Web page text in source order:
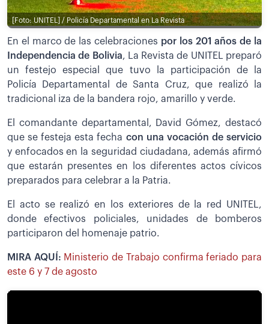
[Foto: UNITEL] / Policía Departamental en La Revista
En el marco de las celebraciones por los 201 años de la
Independencia de Bolivia, La Revista de UNITEL preparó
un festejo especial que tuvo la participación de la
Policía Departamental de Santa Cruz, que realizó la
tradicional iza de la bandera rojo, amarillo y verde.
El comandante departamental, David Gómez, destacó
que se festeja esta fecha con una vocación de servicio
y enfocados en la seguridad ciudadana, además afirmó
que estarán presentes en los diferentes actos cívicos
preparados para celebrar a la Patria.
El acto se realizó en los exteriores de la red UNITEL,
donde efectivos policiales, unidades de bomberos
participaron del homenaje patrio.
MIRA AQUÍ: Ministerio de Trabajo confirma feriado para
este 6 y 7 de agosto